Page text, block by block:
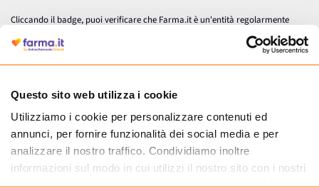
Questo sito web utilizza i cookie
Utilizziamo i cookie per personalizzare contenuti ed
annunci, per fornire funzionalità dei social media e per
analizzare il nostro traffico. Condividiamo inoltre
informazioni sul modo in cui utilizzi il nostro sito con i nostri
partner che si occupano di analisi dei dati web, pubblicità e
Cliccando il badge, puoi verificare che Farma.it è un'entità regolarmente
autorizzata dal Ministero della Salute a effettuare la vendita online di
medicinali.